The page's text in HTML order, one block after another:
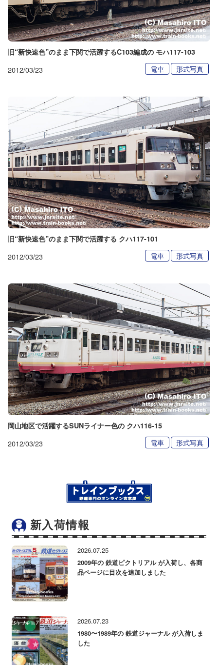
旧“新快速色”のまま下関で活躍するC103編成の モハ117-103
2012/03/23 電車 形式写真
旧“新快速色”のまま下関で活躍する クハ117-101
2012/03/23 電車 形式写真
岡山地区で活躍するSUNライナー色の クハ116-15
2012/03/23 電車 形式写真
新入荷情報
2026.07.25
2009年の 鉄道ピクトリアル が入荷し、各商
品ページに目次を追加しました
2026.07.23
1980〜1989年の 鉄道ジャーナル が入荷しま
した